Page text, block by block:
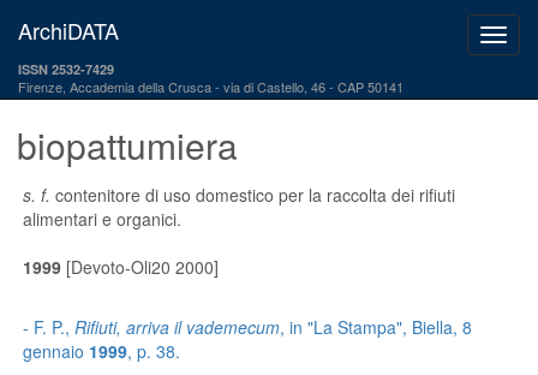
ArchiDATA
ISSN 2532-7429
Firenze, Accademia della Crusca via di Castello, 46 - CAP 50141
biopattumiera
s. f. contenitore di uso domestico per la raccolta dei rifiuti
alimentari e organici.
1999[Devoto-Oli20 2000]
- F. P., Rifiuti, arriva il vademecum, in "La Stampa", Biella, 8
gennaio 1999, p. 38.